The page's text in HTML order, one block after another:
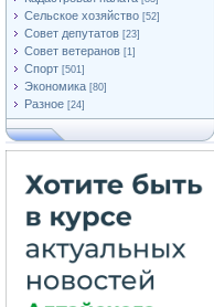
Сельское хозяйство [52]
Совет депутатов [23]
Совет ветеранов [1]
Спорт [501]
Экономика [80]
Разное [24]